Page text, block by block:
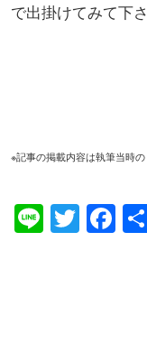
で出掛けてみて下さ
※記事の掲載内容は執筆当時の
Line